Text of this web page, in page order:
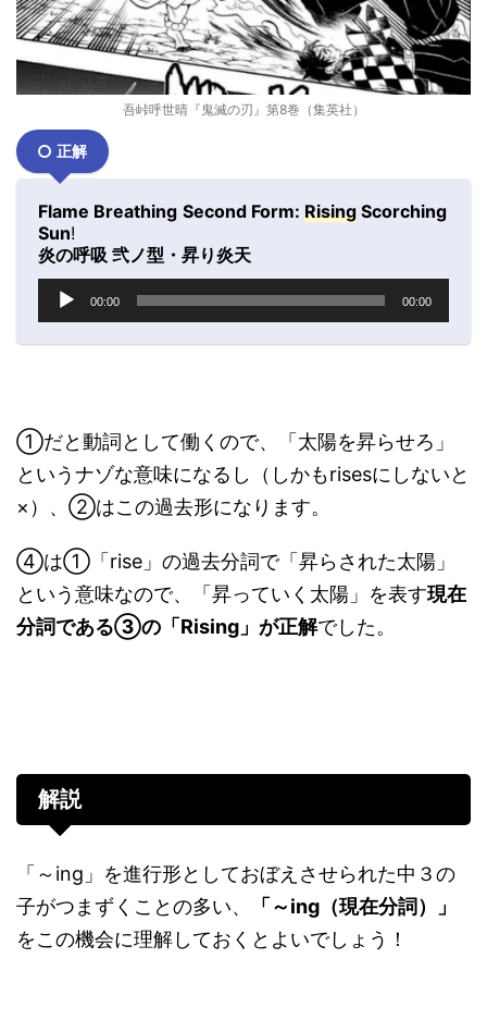
吾峠呼世晴『鬼滅の刃』第8巻（集英社）
正解
Flame Breathing Second Form: Rising Scorching
Sun!
炎の呼吸 弐ノ型・昇り炎天
ー
00:00 00:00
①だと動詞として働くので、「太陽を昇らせろ」
というナゾな意味になるし（しかもrisesにしないと
×）、②はこの過去形になります。
④は①「rise」の過去分詞で「昇らされた太陽」
という意味なので、「昇っていく太陽」を表す現在
分詞である③の「Rising」が正解でした。
解説
「～ing」を進行形としておぼえさせられた中３の
子がつまずくことの多い、
「～ing（現在分詞）」
をこの機会に理解しておくとよいでしょう！